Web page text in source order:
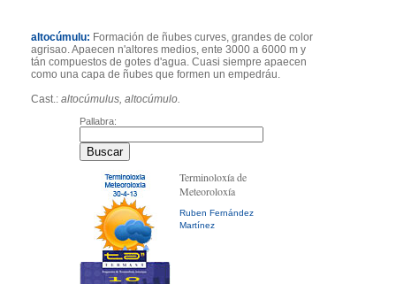
altocúmulu: Formación de ñubes curves, grandes de color
agrisao. Apaecen n'altores medios, ente 3000 a 6000 m y
tán compuestos de gotes d'agua. Cuasi siempre apaecen
como una capa de ñubes que formen un empedráu.
Cast.: altocúmulus, altocúmulo.
Pallabra:
Terminoloxía de
Meteoroloxía
Ruben Fernández
Martínez